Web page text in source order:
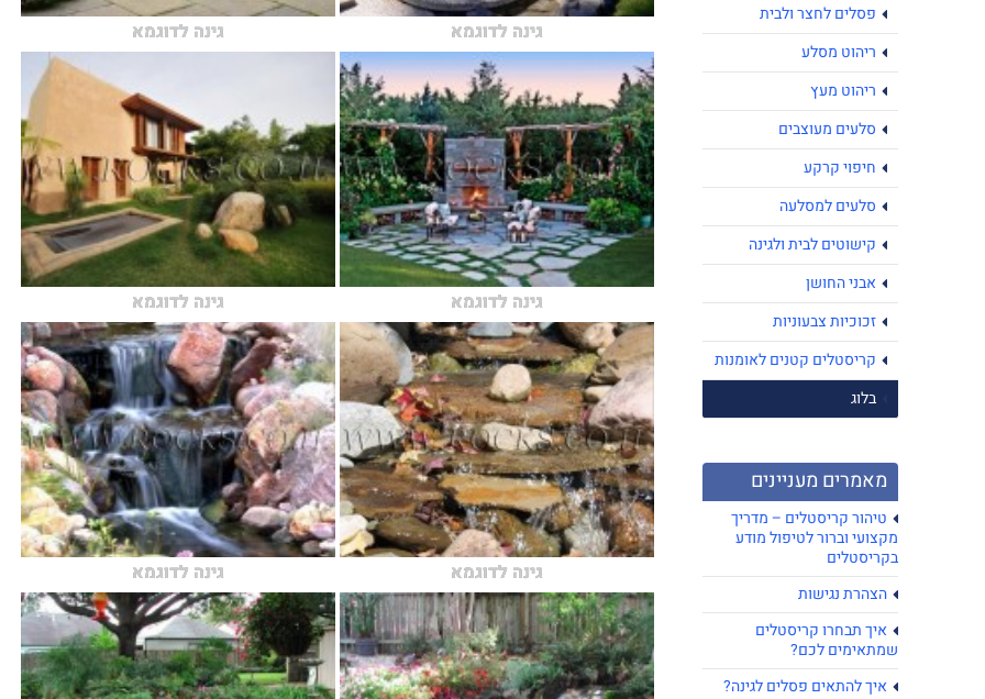
פסלים לחצר ולבית
ריהוט מסלע
ריהוט מעץ
סלעים מעוצבים
חיפוי קרקע
סלעים למסלעה
קישוטים לבית ולגינה
אבני החושן
זכוכיות צבעוניות
קריסטלים קטנים לאומנות
בלוג
מאמרים מעניינים
טיהור קריסטלים – מדריך
מקצועי וברור לטיפול מודע
בקריסטלים
הצהרת נגישות
איך תבחרו קריסטלים
שמתאימים לכם?
איך להתאים פסלים לגינה?
גינה לדוגמא גינה לדוגמא
גינה לדוגמא גינה לדוגמא
גינה לדוגמא גינה לדוגמא